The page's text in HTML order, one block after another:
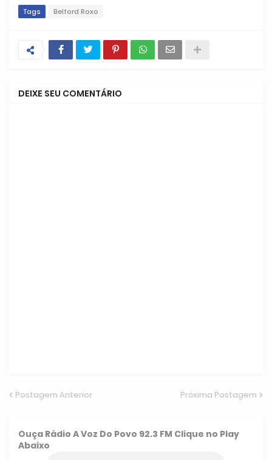
Tags Belford Roxo
DEIXE SEU COMENTÁRIO
Postagem Anterior Próxima Postagem
Ouça Rádio A Voz Do Povo 92.3 FM Clique no Play
Abaixo